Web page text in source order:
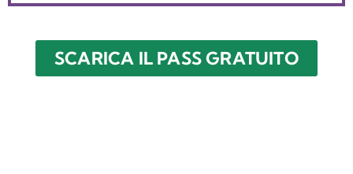
SCARICA IL PASS GRATUITO